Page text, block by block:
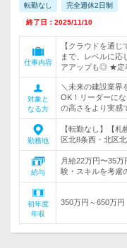
転勤なし 完全週休2日制
終了日：2025/11/10
仕事内容
【クラウドを通
まで、レベルに応
アアップも◎ ★定
対象と
なる方
＼未来の建設業界
OK！リーダーに
の高さをより実感
勤務地
【転勤なし】【
区北8条西・北区
給与
月給22万円〜35
験・スキルを考慮
初年度
年収
350万円～650万円